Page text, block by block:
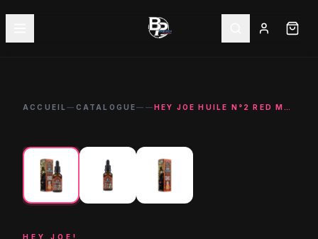
ACCUEIL— CATALOGUE— — HEY JOE HUILE N°2 RED MANDARIN 30ML
HEY JOE!